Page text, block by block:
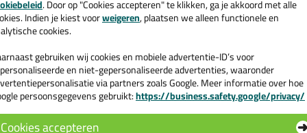
. Door op "Cookies accepteren" te klikken, ga je akkoord met alle
Indien je kiest voorweigeren, plaatsen we alleen functionele en
cookies.
gebruiken wij cookies en mobiele advertentie-ID’s voor
en niet-gepersonaliseerde advertenties, waaronder
via partners zoals Google. Meer informatie over hoe
persoonsgegevens gebruikt:https://business.safety.google/privacy/
Cookies accepteren
€35,-bij je eerste bestelling!
de actiecode ›